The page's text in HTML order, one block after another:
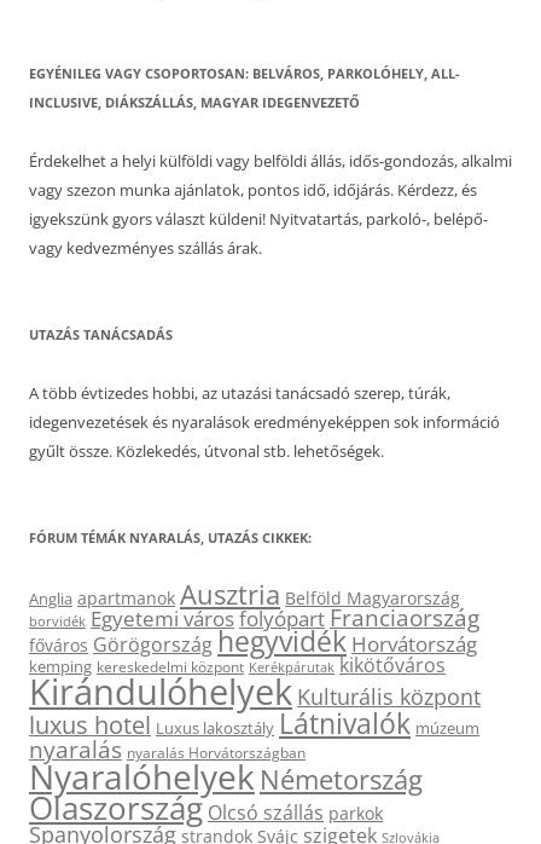
EGYÉNILEG VAGY CSOPORTOSAN: BELVÁROS, PARKOLÓHELY, ALL-
INCLUSIVE, DIÁKSZÁLLÁS, MAGYAR IDEGENVEZETŐ
Érdekelhet a helyi külföldi vagy belföldi állás, idős-gondozás, alkalmi
vagy szezon munka ajánlatok, pontos idő, időjárás. Kérdezz, és
igyekszünk gyors választ küldeni! Nyitvatartás, parkoló-, belépő-
vagy kedvezményes szállás árak.
UTAZÁS TANÁCSADÁS
A több évtizedes hobbi, az utazási tanácsadó szerep, túrák,
idegenvezetések és nyaralások eredményeképpen sok információ
gyűlt össze. Közlekedés, útvonal stb. lehetőségek.
FÓRUM TÉMÁK NYARALÁS, UTAZÁS CIKKEK:
Anglia apartmanok Ausztria Belföld Magyarország
borvidék Egyetemi városfolyópartFranciaország
főváros Görögországhegyvidék Horvátország
kemping kereskedelmi központ Kerékpárutak kikötőváros
Kirándulóhelyek Kulturális központ
luxus hotel Luxus lakosztály Látnivalók múzeum
nyaralás nyaralás Horvátországban
Nyaralóhelyek Németország
Olaszország Olcsó szállás parkok
Spanyolország strandok Svájc szigetek Szlovákia